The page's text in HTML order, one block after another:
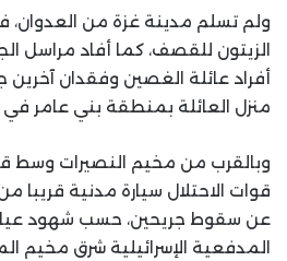
ولم تسلم مدينة غزة من
الزيتون للقصف، كما أفاد مراسل
أفراد عائلة الغصين وفقدان آخرين
منزل العائلة بمنطقة بني عامر في
وبالقرب من مخيم النصيرات وسط
قوات الاحتلال سيارة مدنية قريبا
عن سقوط جريحين، حسب شهود
المدفعية الإسرائيلية شرق مخيم